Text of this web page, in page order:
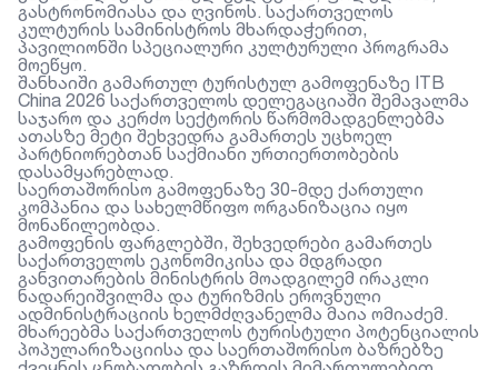
გასტრონომიასა და ღვინოს. საქართველოს
კულტურის სამინისტროს მხარდაჭერით,
პავილიონში სპეციალური კულტურული პროგრამა
მოეწყო.
შანხაიში გამართულ ტურისტულ გამოფენაზე ITB
China 2026 საქართველოს დელეგაციაში შემავალმა
საჯარო და კერძო სექტორის წარმომადგენლებმა
ათასზე მეტი შეხვედრა გამართეს უცხოელ
პარტნიორებთან საქმიანი ურთიერთობების
დასამყარებლად.
საერთაშორისო გამოფენაზე 30-მდე ქართული
კომპანია და სახელმწიფო ორგანიზაცია იყო
მონაწილეობდა.
გამოფენის ფარგლებში, შეხვედრები გამართეს
საქართველოს ეკონომიკისა და მდგრადი
განვითარების მინისტრის მოადგილემ ირაკლი
ნადარეიშვილმა და ტურიზმის ეროვნული
ადმინისტრაციის ხელმძღვანელმა მაია ომიაძემ.
მხარეებმა საქართველოს ტურისტული პოტენციალის
პოპულარიზაციისა და საერთაშორისო ბაზრებზე